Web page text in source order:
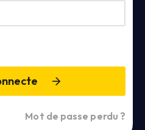
Mot de passe perdu ?